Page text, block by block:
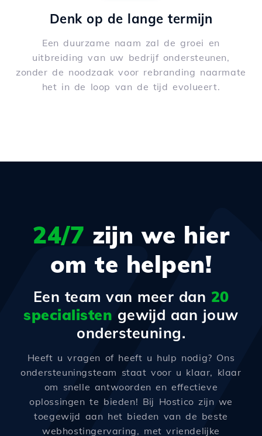
Denk op de lange termijn
Een duurzame naam zal de groei en
uitbreiding van uw bedrijf ondersteunen,
zonder de noodzaak voor rebranding naarmate
het in de loop van de tijd evolueert.
24/7 zijn we hier
om te helpen!
Een team van meer dan 20
specialisten gewijd aan jouw
ondersteuning.
Heeft u vragen of heeft u hulp nodig? Ons
ondersteuningsteam staat voor u klaar, klaar
om snelle antwoorden en effectieve
oplossingen te bieden! Bij Hostico zijn we
toegewijd aan het bieden van de beste
webhostingervaring, met vriendelijke